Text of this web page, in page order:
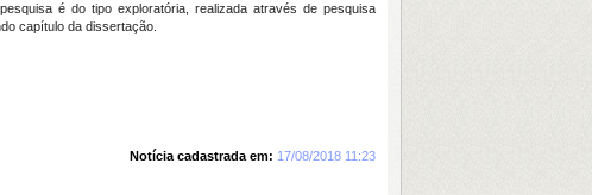
é do tipo exploratória, realizada através de pesquisa
capítulo da dissertação.
Notícia cadastrada em: 17/08/2018 11:23